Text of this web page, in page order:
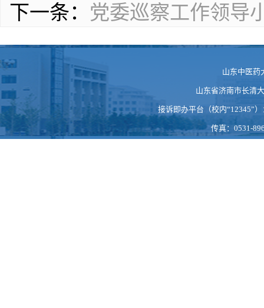
下一条： 党委巡察工作领导
山东中医药
山东省济南市长清
接诉即办平台（校内“12345”
传真：0531-